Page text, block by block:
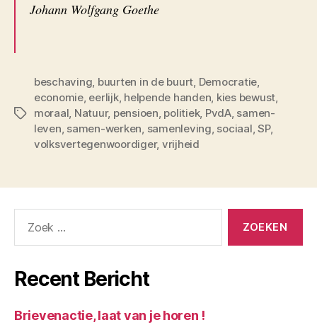
Johann Wolfgang Goethe
Tags
beschaving, buurten in de buurt, Democratie,
economie, eerlijk, helpende handen, kies bewust,
moraal, Natuur, pensioen, politiek, PvdA, samen-
leven, samen-werken, samenleving, sociaal,SP,
volksvertegenwoordiger, vrijheid
naar:
Recent Bericht
Brievenactie, laat van je horen !